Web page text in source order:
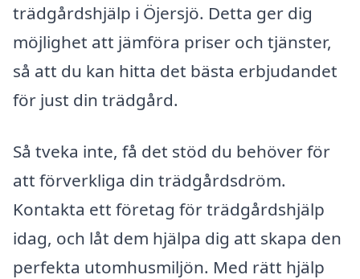
trädgårdshjälp i Öjersjö. Detta ger dig
möjlighet att jämföra priser och tjänster,
så att du kan hitta det bästa erbjudandet
för just din trädgård.
Så tveka inte, få det stöd du behöver för
att förverkliga din trädgårdsdröm.
Kontakta ett företag för trädgårdshjälp
idag, och låt dem hjälpa dig att skapa den
perfekta utomhusmiljön. Med rätt hjälp